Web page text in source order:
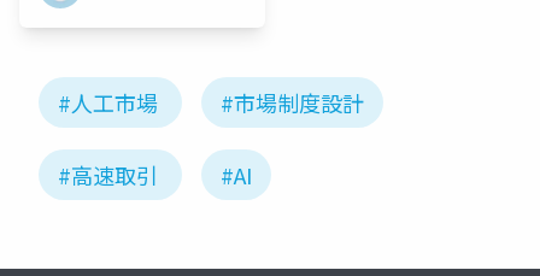
#人工市場 #市場制度設計
#高速取引 #AI